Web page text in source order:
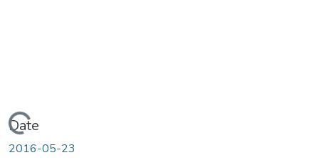
Loading...
Date
2016-05-23